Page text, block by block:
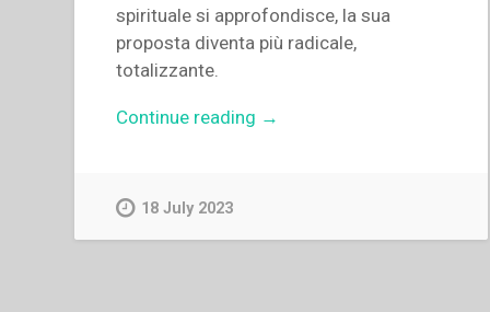
spirituale si approfondisce, la sua
proposta diventa più radicale,
totalizzante.
Continue reading “Giovanni
→
18 July 2023